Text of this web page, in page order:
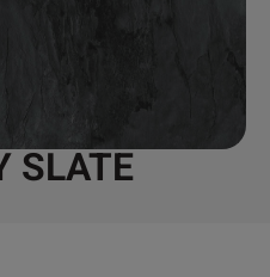
SLATE